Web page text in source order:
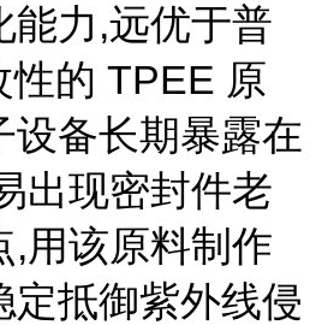
能力,远优于普
性的 TPEE 原
设备长期暴露在
出现密封件老
,用该原料制作
定抵御紫外线侵